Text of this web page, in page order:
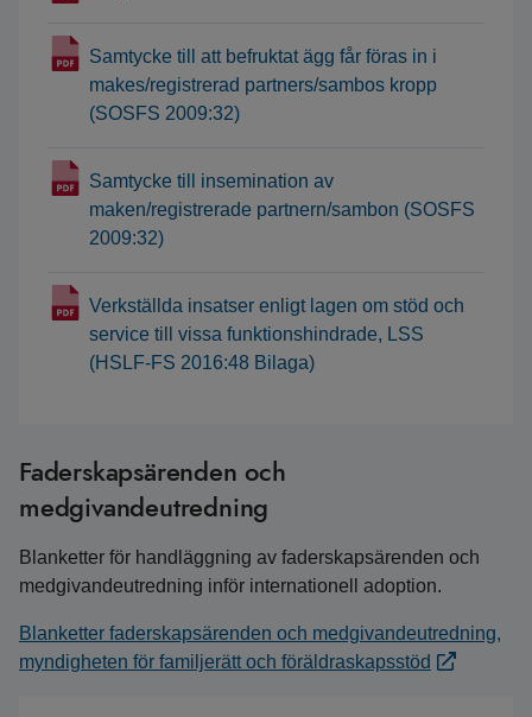
Samtycke till att befruktat ägg får föras in i
makes/registrerad partners/sambos kropp
(SOSFS 2009:32)
Samtycke till insemination av
maken/registrerade partnern/sambon (SOSFS
2009:32)
Verkställda insatser enligt lagen om stöd och
service till vissa funktionshindrade, LSS
(HSLF-FS 2016:48 Bilaga)
Faderskapsärenden och
medgivandeutredning
Blanketter för handläggning av faderskapsärenden och
medgivandeutredning inför internationell adoption.
Blanketter faderskapsärenden och medgivandeutredning,
myndigheten för familjerätt och föräldraskapsstöd